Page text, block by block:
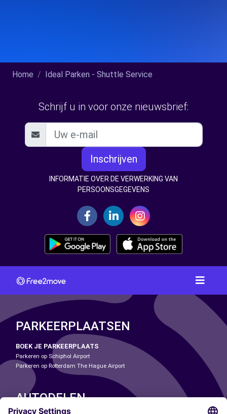
Home Ideal Parken - Shuttle Service
Schrijf u in voor onze nieuwsbrief:
Inschrijven
INFORMATIE OVER DE VERWERKING VAN
PERSOONSGEGEVENS
PARKEERPLAATSEN
BOEK JE PARKEERPLAATS
Parkeren op Schiphol Airport
Parkeren op Rotterdam The Hague Airport
AUTODELEN